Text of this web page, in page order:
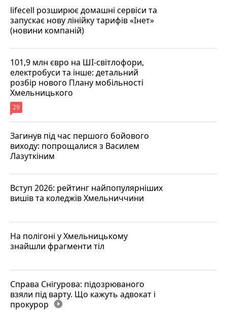
lifecell розширює домашні сервіси та
запускає нову лінійку тарифів «Інет»
(новини компаній)
101,9 млн євро на ШІ-світлофори,
електробуси та інше: детальний
розбір нового Плану мобільності
Хмельницького
29
Загинув під час першого бойового
виходу: попрощалися з Василем
Лазуткіним
Вступ 2026: рейтинг найпопулярніших
вишів та коледжів Хмельниччини
На полігоні у Хмельницькому
знайшли фрагменти тіл
Справа Снігурова: підозрюваного
взяли під варту. Що кажуть адвокат і
прокурор play_circle_filled